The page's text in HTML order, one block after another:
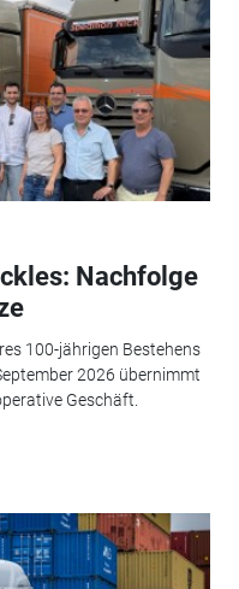
Nachfolge
100-jährigen Bestehens
2026 übernimmt
Geschäft.